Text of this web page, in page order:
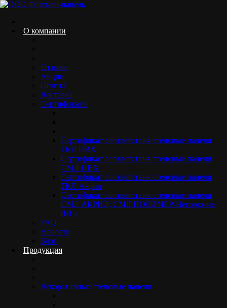
Skip
content
О компании
Отзывы
Акции
Оплата
Доставка
Сертификаты
Сертификат соответствия стеновые панели
ГКЛ ПВХ
Сертификат соответствия стеновые панели
СМЛ ПВХ
Сертификат соответствия стеновые панели
ГКЛ Акрил
Сертификат соответствия стеновые панели
СМЛ АКРИЛ; СМЛ ПОЛИМЕР-Негорючие
(НГ)
FAQ
Новости
Блог
Продукция
Декоративные стеновые панели
Антибактериальные панели
ПродукцияДекоративные стеновые панели
панели с НPL покрытием
АКЦИЯ МЕСЯЦА
Закажите ремонт «под
ключ» от 350 м² и получите